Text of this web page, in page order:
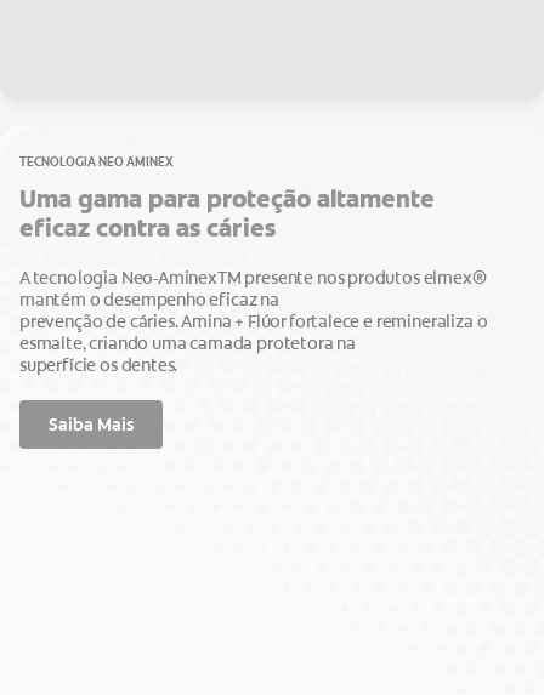
TECNOLOGIA NEO AMINEX
Uma gama para proteção altamente
eficaz contra as cáries
A tecnologia Neo-AminexTM presente nos produtos elmex®
mantém o desempenho eficaz na
prevenção de cáries. Amina + Flúor fortalece e remineraliza o
esmalte, criando uma camada protetora na
superfície os dentes.
Saiba Mais